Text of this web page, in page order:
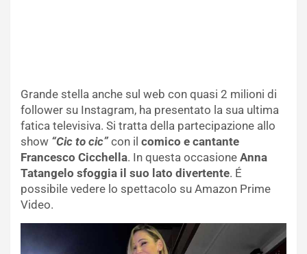
Grande stella anche sul web con quasi 2 milioni di
follower su Instagram, ha presentato la sua ultima
fatica televisiva. Si tratta della partecipazione allo
show “Cic to cic”con il comico e cantante
Francesco Cicchella. In questa occasione Anna
Tatangelo sfoggia il suo lato divertente. É
possibile vedere lo spettacolo su Amazon Prime
Video.